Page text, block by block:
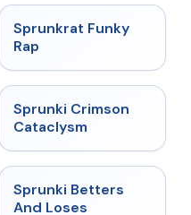
★ 4.7
Sprunkrat Funky
Rap
★ 4.7
Sprunki Crimson
Cataclysm
★
Sprunki Betters
And Loses